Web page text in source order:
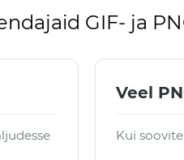
GIF- ja
Veel
Kui